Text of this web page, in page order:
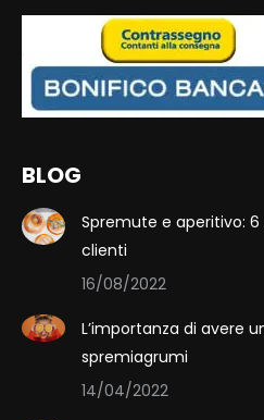
in
window
in
window
in
new
window
in
new
window
BLOG
Spremute e aperitivo:
clienti
16/08/2022
L’importanza di avere
spremiagrumi
14/04/2022